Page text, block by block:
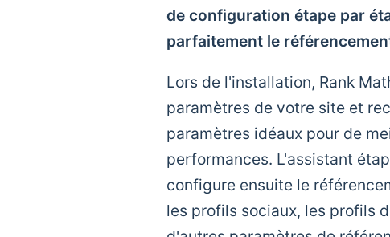
de configuration étape par
parfaitement le
Lors de l'installation, Rank
paramètres de votre site et
paramètres idéaux pour de
performances. L'assistant
configure ensuite le
les profils sociaux, les profils